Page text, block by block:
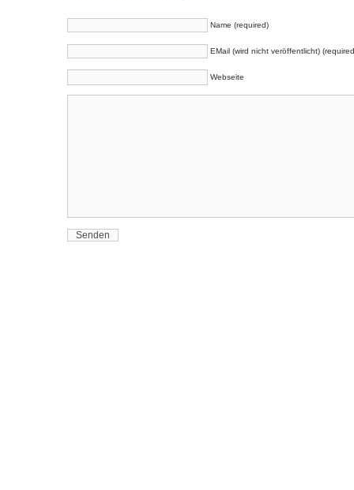
Name (required)
EMail (wird nicht veröffentlicht)
Webseite